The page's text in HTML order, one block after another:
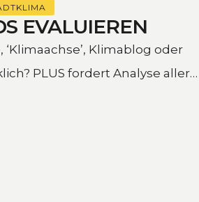
EVALUIEREN
Klimablog oder
PLUS fordert Analyse aller